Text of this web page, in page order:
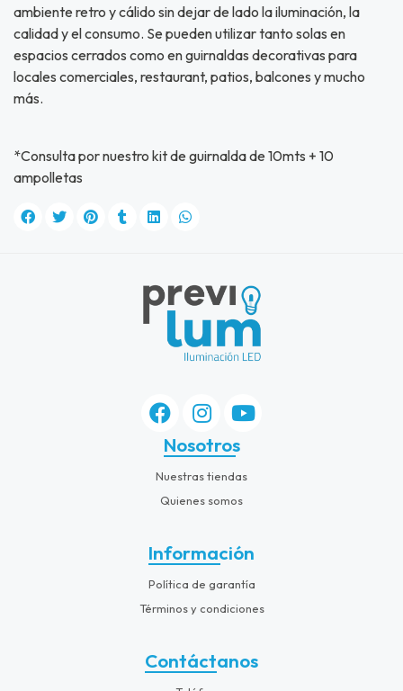
ambiente retro y cálido sin dejar de lado la iluminación, la
calidad y el consumo. Se pueden utilizar tanto solas en
espacios cerrados como en guirnaldas decorativas para
locales comerciales, restaurant, patios, balcones y mucho
más.
*Consulta por nuestro kit de guirnalda de 10mts + 10
ampolletas
Nosotros
Nuestras tiendas
Quienes somos
Información
Política de garantía
Términos y condiciones
Contáctanos